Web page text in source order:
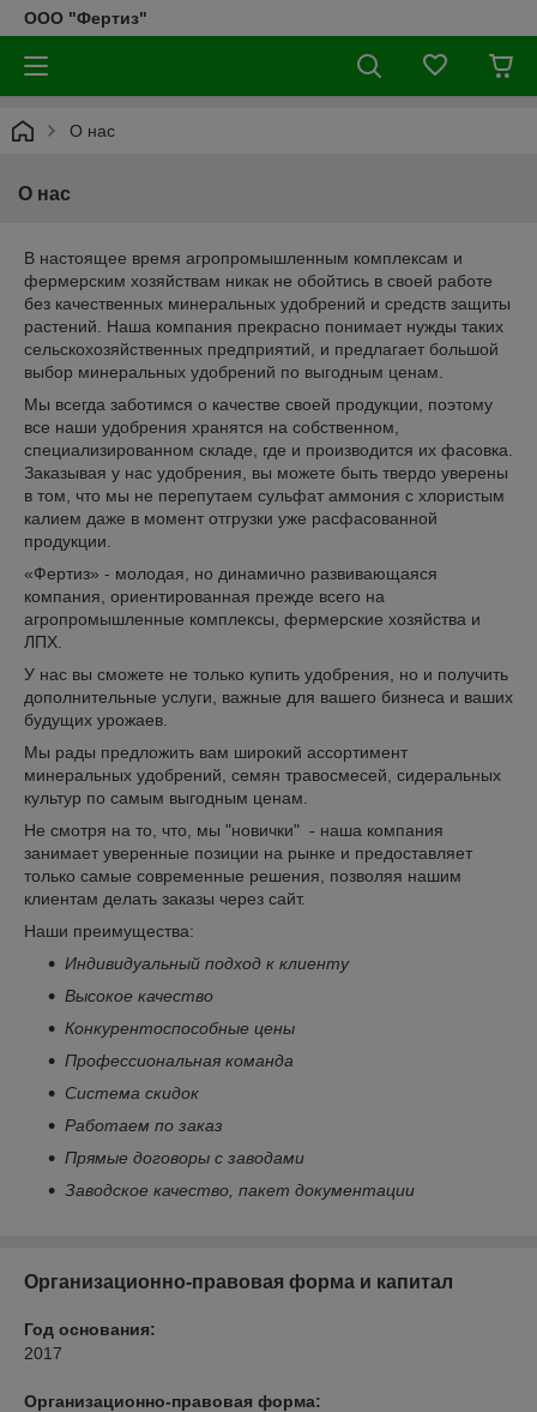
ООО "Фертиз"
О нас
О нас
В настоящее время агропромышленным комплексам и
фермерским хозяйствам никак не обойтись в своей работе
без качественных минеральных удобрений и средств защиты
растений. Наша компания прекрасно понимает нужды таких
сельскохозяйственных предприятий, и предлагает большой
выбор минеральных удобрений по выгодным ценам.
Мы всегда заботимся о качестве своей продукции, поэтому
все наши удобрения хранятся на собственном,
специализированном складе, где и производится их фасовка.
Заказывая у нас удобрения, вы можете быть твердо уверены
в том, что мы не перепутаем сульфат аммония с хлористым
калием даже в момент отгрузки уже расфасованной
продукции.
«Фертиз» - молодая, но динамично развивающаяся
компания, ориентированная прежде всего на
агропромышленные комплексы, фермерские хозяйства и
ЛПХ.
У нас вы сможете не только купить удобрения, но и получить
дополнительные услуги, важные для вашего бизнеса и ваших
будущих урожаев.
Мы рады предложить вам широкий ассортимент
минеральных удобрений, семян травосмесей, сидеральных
культур по самым выгодным ценам.
Не смотря на то, что, мы "новички" - наша компания
занимает уверенные позиции на рынке и предоставляет
только самые современные решения, позволяя нашим
клиентам делать заказы через сайт.
Наши преимущества:
Индивидуальный подход к клиенту
Высокое качество
Конкурентоспособные цены
Профессиональная команда
Система скидок
Работаем по заказ
Прямые договоры с заводами
Заводское качество, пакет документации
Организационно-правовая форма и капитал
Год основания:
2017
Организационно-правовая форма: